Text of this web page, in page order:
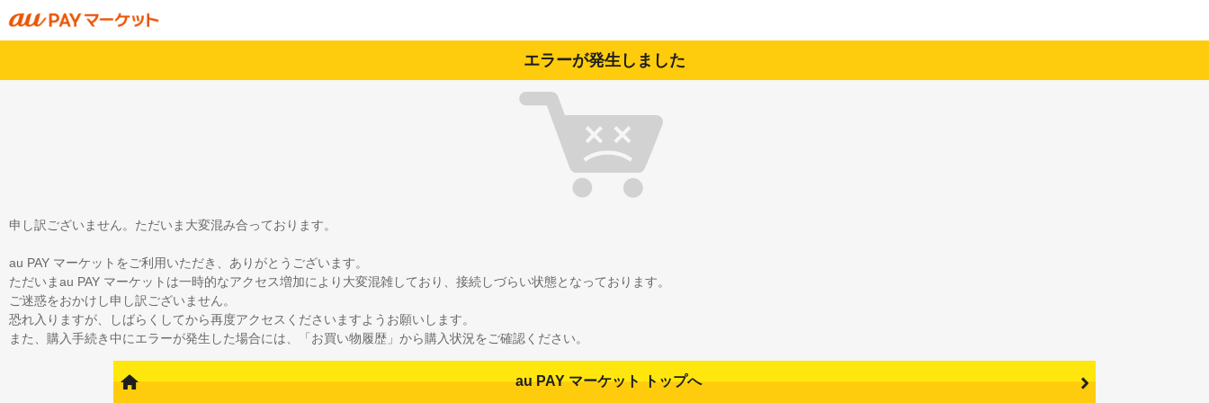
エラーが発生しました
申し訳ございません。ただいま大変混み合っております。
au PAY マーケットをご利用いただき、ありがとうございます。
ただいまau PAY マーケットは一時的なアクセス増加により大変混雑しており、接続しづらい状態となっております。
ご迷惑をおかけし申し訳ございません。
恐れ入りますが、しばらくしてから再度アクセスくださいますようお願いします。
また、購入手続き中にエラーが発生した場合には、「お買い物履歴」から購入状況をご確認ください。
au PAY マーケット トップへ